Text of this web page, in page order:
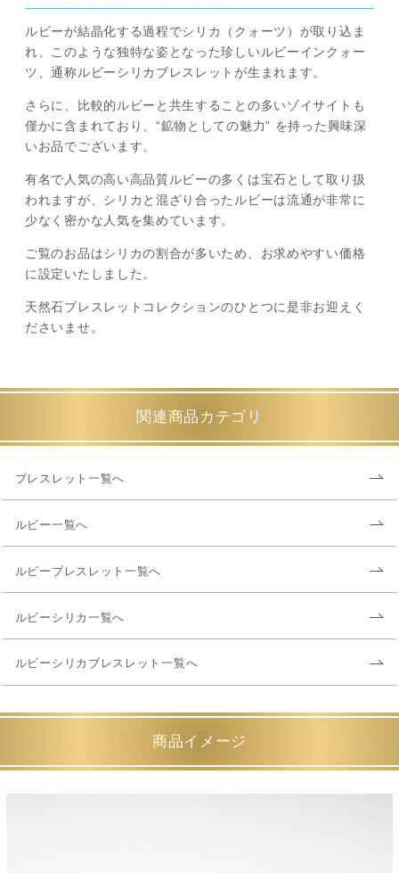
ルビーが結晶化する過程でシリカ（クォーツ）が取り込ま
れ、このような独特な姿となった珍しいルビーインクォー
ツ、通称ルビーシリカブレスレットが生まれます。
さらに、比較的ルビーと共生することの多いゾイサイトも
僅かに含まれており、“鉱物としての魅力” を持った興味深
いお品でございます。
有名で人気の高い高品質ルビーの多くは宝石として取り扱
われますが、シリカと混ざり合ったルビーは流通が非常に
少なく密かな人気を集めています。
ご覧のお品はシリカの割合が多いため、お求めやすい価格
に設定いたしました。
天然石ブレスレットコレクションのひとつに是非お迎えく
ださいませ。
関連商品カテゴリ
ブレスレット一覧へ
ルビー一覧へ
ルビーブレスレット一覧へ
ルビーシリカ一覧へ
ルビーシリカブレスレット一覧へ
商品イメージ